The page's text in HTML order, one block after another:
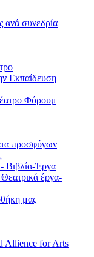
ανά συνεδρία
Εκπαίδευση
Φόρουμ
προσφύγων
Βιβλία-Έργα
Θεατρικά έργα-
μας
Allience for Arts